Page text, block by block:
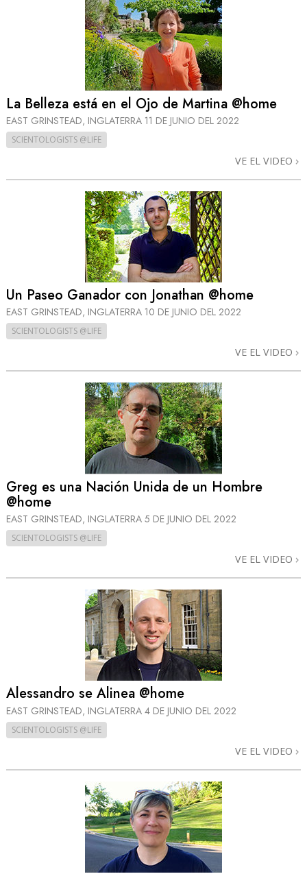
La Belleza está en el Ojo de Martina @home
EAST GRINSTEAD, INGLATERRA 11 DE JUNIO DEL 2022
SCIENTOLOGISTS @LIFE
VE EL VIDEO
Un Paseo Ganador con Jonathan @home
EAST GRINSTEAD, INGLATERRA 10 DE JUNIO DEL 2022
SCIENTOLOGISTS @LIFE
VE EL VIDEO
Greg es una Nación Unida de un Hombre
@home
EAST GRINSTEAD, INGLATERRA 5 DE JUNIO DEL 2022
SCIENTOLOGISTS @LIFE
VE EL VIDEO
Alessandro se Alinea @home
EAST GRINSTEAD, INGLATERRA 4 DE JUNIO DEL 2022
SCIENTOLOGISTS @LIFE
VE EL VIDEO